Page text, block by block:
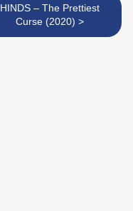
HINDS – The Prettiest
Curse (2020) >